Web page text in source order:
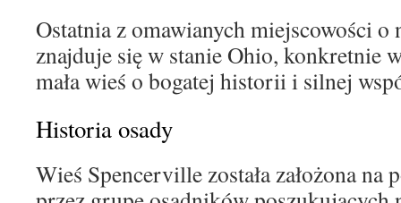
Ostatnia z omawianych miejscowości
znajduje się w stanie Ohio, konkretnie
mała wieś o bogatej historii i silnej
Historia osady
Wieś Spencerville została założona